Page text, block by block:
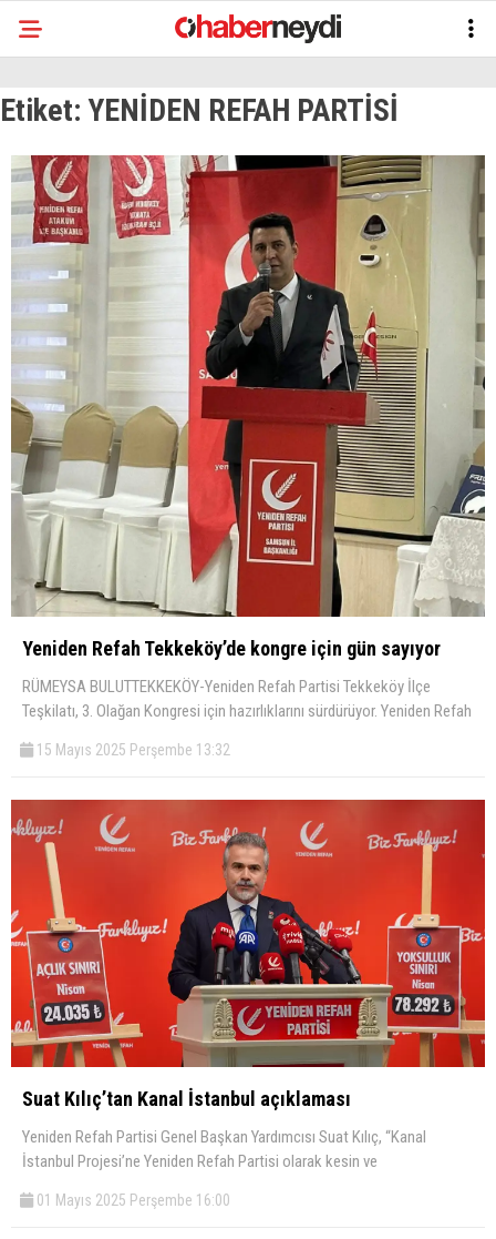
Etiket: YENİDEN REFAH PARTİSİ
Yeniden Refah Tekkeköy’de kongre için gün sayıyor
RÜMEYSA BULUTTEKKEKÖY-Yeniden Refah Partisi Tekkeköy İlçe
Teşkilatı, 3. Olağan Kongresi için hazırlıklarını sürdürüyor. Yeniden Refah
15 Mayıs 2025 Perşembe 13:32
Suat Kılıç’tan Kanal İstanbul açıklaması
Yeniden Refah Partisi Genel Başkan Yardımcısı Suat Kılıç, “Kanal
İstanbul Projesi’ne Yeniden Refah Partisi olarak kesin ve
01 Mayıs 2025 Perşembe 16:00